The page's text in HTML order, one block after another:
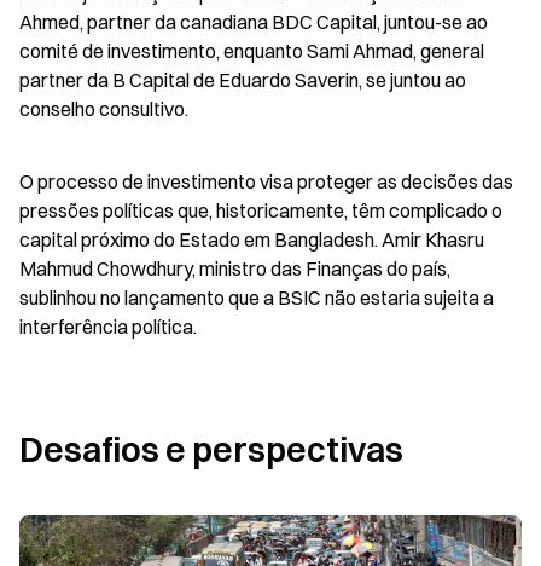
Ahmed, partner da canadiana BDC Capital, juntou-se ao
comité de investimento, enquanto Sami Ahmad, general
partner da B Capital de Eduardo Saverin, se juntou ao
conselho consultivo.
O processo de investimento visa proteger as decisões das
pressões políticas que, historicamente, têm complicado o
capital próximo do Estado em Bangladesh. Amir Khasru
Mahmud Chowdhury, ministro das Finanças do país,
sublinhou no lançamento que a BSIC não estaria sujeita a
interferência política.
Desafios e perspectivas